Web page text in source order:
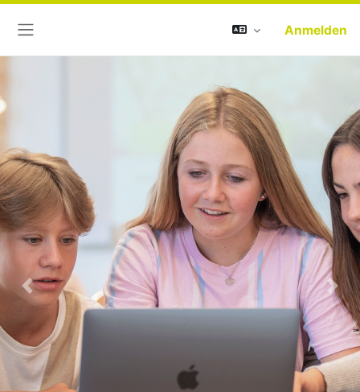
Anmelden
Previous Next